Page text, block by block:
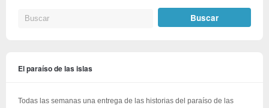
El paraíso de las islas
Todas las semanas una entrega de las historias del paraíso de las